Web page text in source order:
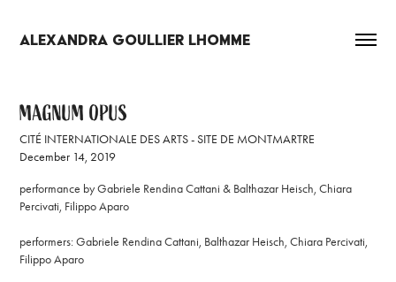
ALEXANDRA GOULLIER LHOMME
MAGNUM OPUS
CITÉ INTERNATIONALE DES ARTS - SITE DE MONTMARTRE
December 14, 2019
performance by Gabriele Rendina Cattani & Balthazar Heisch, Chiara
Percivati, Filippo Aparo
performers: Gabriele Rendina Cattani, Balthazar Heisch, Chiara Percivati,